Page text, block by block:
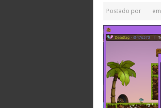
Postado por em